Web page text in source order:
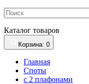
Каталог товаров
Корзина: 0
Главная
Споты
с 2 плафонами